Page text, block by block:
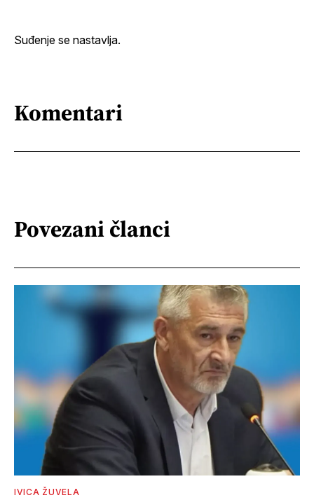
Suđenje se nastavlja.
Komentari
Povezani članci
IVICA ŽUVELA